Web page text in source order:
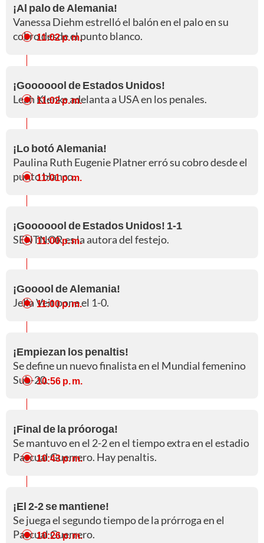
¡Al palo de Alemania!
Vanessa Diehm estrelló el balón en el palo en su
cobro desde el punto blanco.
11:02 p. m.
¡Gooooool de Estados Unidos!
Leah Klenke adelanta a USA en los penales.
11:02 p. m.
¡Lo botó Alemania!
Paulina Ruth Eugenie Platner erró su cobro desde el
punto blanco.
11:01 p. m.
¡Gooooool de Estados Unidos! 1-1
SENTNOR es la autora del festejo.
11:00 p. m.
¡Gooool de Alemania!
Jella Veit pone el 1-0.
11:00 p. m.
¡Empiezan los penaltis!
Se define un nuevo finalista en el Mundial femenino
Sub-20.10:56 p. m.
¡Final de la próoroga!
Se mantuvo en el 2-2 en el tiempo extra en el estadio
Pascual Guerrero. Hay penaltis.
10:43 p. m.
¡El 2-2 se mantiene!
Se juega el segundo tiempo de la prórroga en el
Pascual Guerrero.
10:26 p. m.